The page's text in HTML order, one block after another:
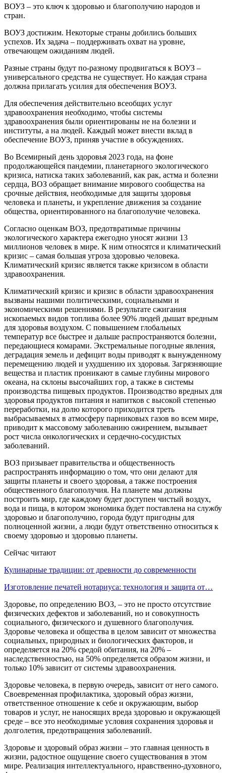
ВОУЗ – это ключ к здоровью и благополучию народов и
стран.
ВОУЗ достижим. Некоторые страны добились больших
успехов. Их задача – поддерживать охват на уровне,
отвечающем ожиданиям людей.
Разные страны будут по-разному продвигаться к ВОУЗ –
универсального средства не существует. Но каждая страна
должна прилагать усилия для обеспечения ВОУЗ.
Для обеспечения действительно всеобщих услуг
здравоохранения необходимо, чтобы системы
здравоохранения были ориентированы не на болезни и
институты, а на людей. Каждый может внести вклад в
обеспечение ВОУЗ, приняв участие в обсуждениях.
Во Всемирный день здоровья 2023 года, на фоне
продолжающейся пандемии, планетарного экологического
кризиса, натиска таких заболеваний, как рак, астма и болезни
сердца, ВОЗ обращает внимание мирового сообщества на
срочные действия, необходимые для защиты здоровья
человека и планеты, и укрепление движения за создание
общества, ориентированного на благополучие человека.
Согласно оценкам ВОЗ, предотвратимые причины
экологического характера ежегодно уносят жизни 13
миллионов человек в мире. К ним относятся и климатический
кризис – самая большая угроза здоровью человека.
Климатический кризис является также кризисом в области
здравоохранения.
Климатический кризис и кризис в области здравоохранения
вызваны нашими политическими, социальными и
экономическими решениями. В результате сжигания
ископаемых видов топлива более 90% людей дышат вредным
для здоровья воздухом. С повышением глобальных
температур все быстрее и дальше распространяются болезни,
передающиеся комарами. Экстремальные погодные явления,
деградация земель и дефицит воды приводят к вынужденному
перемещению людей и ухудшению их здоровья. Загрязняющие
вещества и пластик проникают в самые глубины мирового
океана, на склоны высочайших гор, а также в системы
производства пищевых продуктов. Производство вредных для
здоровья продуктов питания и напитков с высокой степенью
переработки, на долю которого приходится треть
выбрасываемых в атмосферу парниковых газов во всем мире,
приводит к массовому заболеванию ожирением, вызывает
рост числа онкологических и сердечно-сосудистых
заболеваний.
ВОЗ призывает правительства и общественность
распространять информацию о том, что они делают для
защиты планеты и своего здоровья, а также построения
общественного благополучия. На планете мы должны
построить мир, где каждому будет доступен чистый воздух,
вода и пища, в котором экономика будет поставлена на службу
здоровью и благополучию, города будут пригодны для
полноценной жизни, а люди будут ответственно относиться к
своему здоровью и здоровью планеты.
Сейчас читают
Кулинарные традиции: от древности до современности
Изготовление печатей нотариуса: технология и защита от…
Здоровье, по определению ВОЗ, – это не просто отсутствие
физических дефектов и заболеваний, но и совокупность
социального, физического и душевного благополучия.
Здоровье человека и общества в целом зависит от множества
социальных, природных и биологических факторов, и
определяется на 20% средой обитания, на 20% –
наследственностью, на 50% определяется образом жизни, и
только 10% зависит от системы здравоохранения.
Здоровье человека, в первую очередь, зависит от него самого.
Своевременная профилактика, здоровый образ жизни,
ответственное отношение к себе и окружающим, выбор
товаров и услуг, не наносящих вреда здоровью и окружающей
среде – все это необходимые условия сохранения здоровья и
долголетия, предотвращения заболеваний.
Здоровье и здоровый образ жизни – это главная ценность в
жизни, радостное ощущение своего существования в этом
мире. Реализация интеллектуального, нравст­венно-духовного,